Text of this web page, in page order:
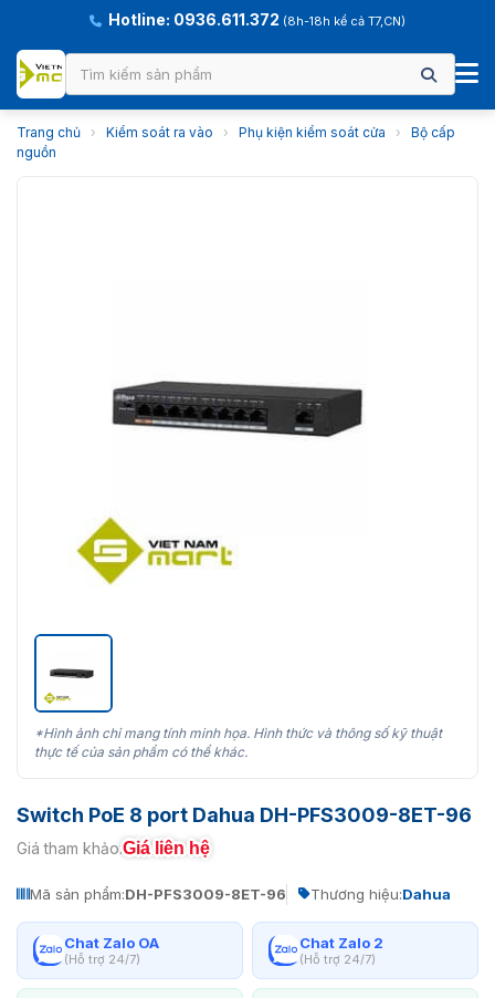
Hotline: 0936.611.372 (8h-18h kể cả T7,CN)
Trang chủ › Kiểm soát ra vào › Phụ kiện kiểm soát cửa ›
Bộ cấp
nguồn
*Hình ảnh chỉ mang tính minh họa. Hình thức và thông số kỹ thuật
thực tế của sản phẩm có thể khác.
Switch PoE 8 port Dahua DH-PFS3009-8ET-96
Giá tham khảo:Giá liên hệ
Mã sản phẩm:DH-PFS3009-8ET-96 Thương hiệu:Dahua
Chat Zalo OA
(Hỗ trợ 24/7)
Chat Zalo 2
(Hỗ trợ 24/7)